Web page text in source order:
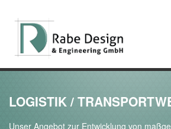
LOGISTIK /
Unser Angebot zur Entwicklung von